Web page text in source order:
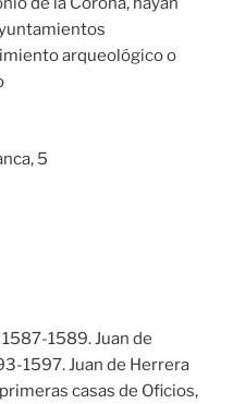
arqueológico o
5
1587-1589. Juan de
1597. Juan de Herrera
casas de Oficios,